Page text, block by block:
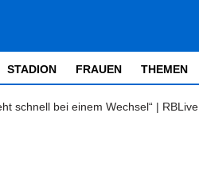
STADION FRAUEN THEMEN
schnell bei einem Wechsel“ | RBLive